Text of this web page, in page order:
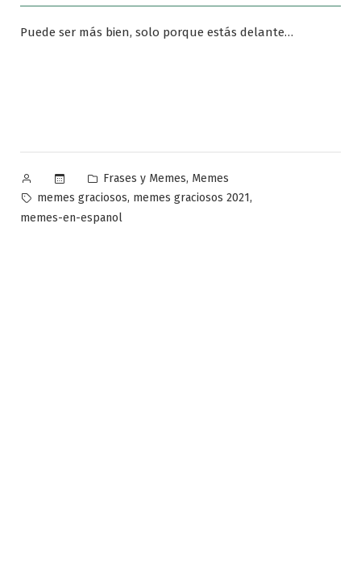
Puede ser más bien, solo porque estás delante…
Publicado
por
Publicado
en
Frases y Memes, Memes
Etiquetas:
memes graciosos, memes graciosos 2021,
memes-en-espanol